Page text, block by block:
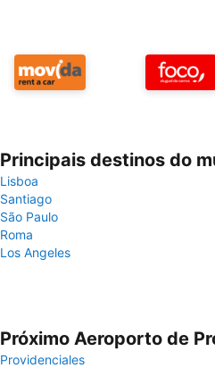
Principais destinos do
Lisboa
Santiago
São Paulo
Roma
Los Angeles
Próximo Aeroporto de
Providenciales